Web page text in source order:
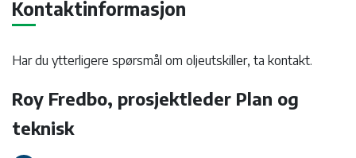
Kontaktinformasjon
Har du ytterligere spørsmål om oljeutskiller, ta kontakt.
Roy Fredbo, prosjektleder Plan og
teknisk